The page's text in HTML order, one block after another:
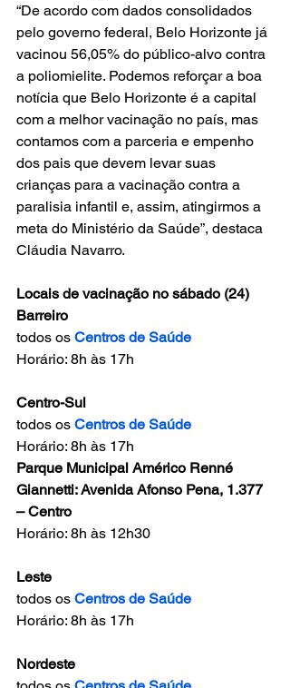
“De acordo com dados consolidados
pelo governo federal, Belo Horizonte já
vacinou 56,05% do público-alvo contra
a poliomielite. Podemos reforçar a boa
notícia que Belo Horizonte é a capital
com a melhor vacinação no país, mas
contamos com a parceria e empenho
dos pais que devem levar suas
crianças para a vacinação contra a
paralisia infantil e, assim, atingirmos a
meta do Ministério da Saúde”, destaca
Cláudia Navarro.
Locais de vacinação no sábado (24)
Barreiro
todos os Centros de Saúde
Horário: 8h às 17h
Centro-Sul
todos os Centros de Saúde
Horário: 8h às 17h
Parque Municipal Américo Renné
Giannetti: Avenida Afonso Pena, 1.377
– Centro
Horário: 8h às 12h30
Leste
todos os Centros de Saúde
Horário: 8h às 17h
Nordeste